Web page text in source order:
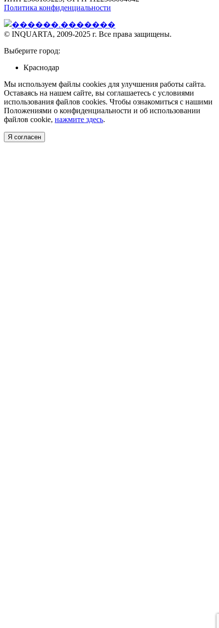
Политика конфиденциальности
© INQUARTA, 2009-2025 г. Все права защищены.
Выберите город:
Краснодар
Мы используем файлы cookies для улучшения работы сайта.
Оставаясь на нашем сайте, вы соглашаетесь с условиями
использования файлов cookies. Чтобы ознакомиться с нашими
Положениями о конфиденциальности и об использовании
файлов cookie, нажмите здесь.
Я согласен